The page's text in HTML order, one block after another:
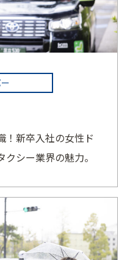
！新卒入社の女性ド
シー業界の魅力。